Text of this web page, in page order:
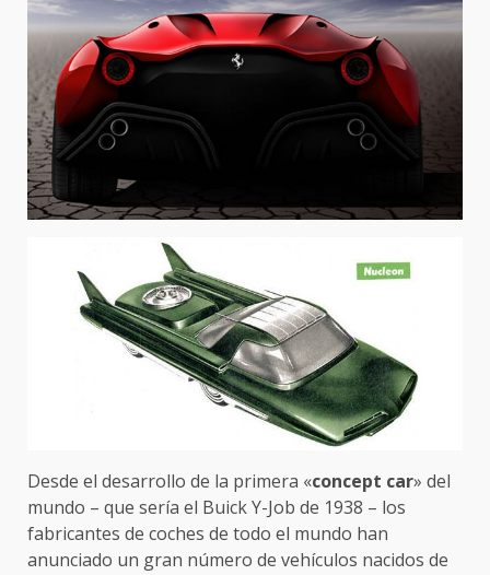
Desde el desarrollo de la primera «concept car» del
mundo – que sería el Buick Y-Job de 1938 – los
fabricantes de coches de todo el mundo han
anunciado un gran número de vehículos nacidos de